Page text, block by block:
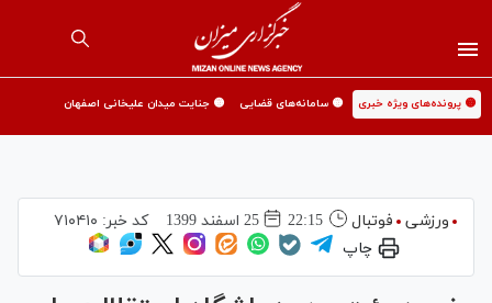
🟡 پرونده‌های ویژه خبری 🟡 سامانه‌های قضایی 🟡 جنایت میدان علیخانی اصفهان
ورزشی فوتبال 22:15 25 اسفند 1399 کد خبر: ۷۱۰۴۱۰
چاپ